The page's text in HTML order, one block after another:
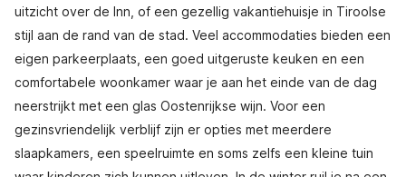
uitzicht over de Inn, of een gezellig vakantiehuisje in Tiroolse
stijl aan de rand van de stad. Veel accommodaties bieden een
eigen parkeerplaats, een goed uitgeruste keuken en een
comfortabele woonkamer waar je aan het einde van de dag
neerstrijkt met een glas Oostenrijkse wijn. Voor een
gezinsvriendelijk verblijf zijn er opties met meerdere
slaapkamers, een speelruimte en soms zelfs een kleine tuin